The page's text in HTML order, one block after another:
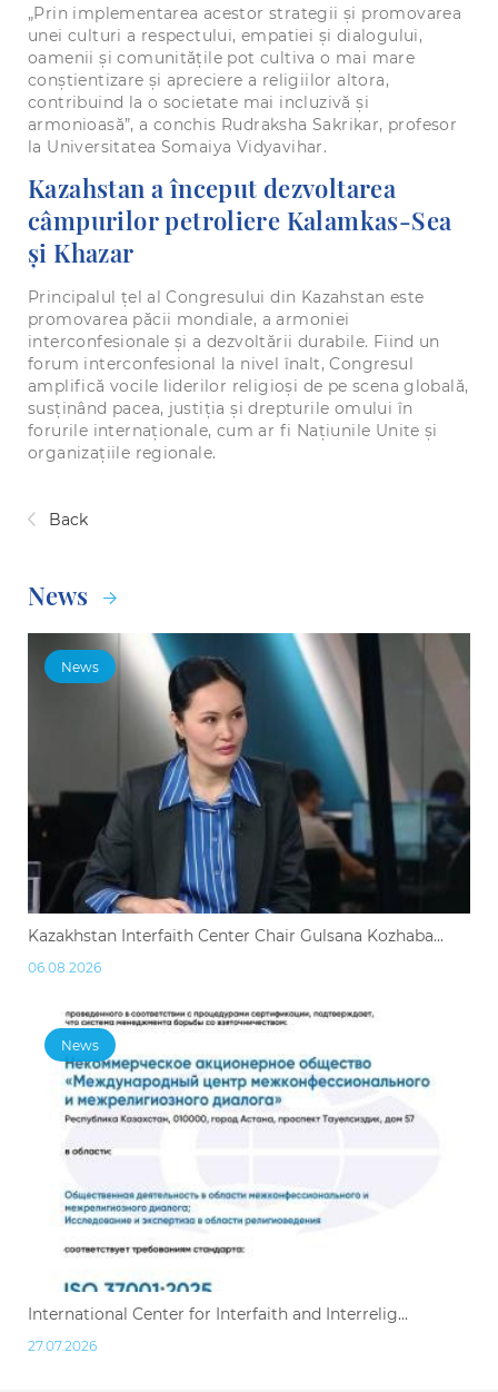
„Prin implementarea acestor strategii și promovarea
unei culturi a respectului, empatiei și dialogului,
oamenii și comunitățile pot cultiva o mai mare
conștientizare și apreciere a religiilor altora,
contribuind la o societate mai incluzivă și
armonioasă”, a conchis Rudraksha Sakrikar, profesor
la Universitatea Somaiya Vidyavihar.
Kazahstan a început dezvoltarea
câmpurilor petroliere Kalamkas-Sea
și Khazar
Principalul țel al Congresului din Kazahstan este
promovarea păcii mondiale, a armoniei
interconfesionale și a dezvoltării durabile. Fiind un
forum interconfesional la nivel înalt, Congresul
amplifică vocile liderilor religioși de pe scena globală,
susținând pacea, justiția și drepturile omului în
forurile internaționale, cum ar fi Națiunile Unite și
organizațiile regionale.
Back
News
News
Kazakhstan Interfaith Center Chair Gulsana Kozhaba...
06.08.2026
News
International Center for Interfaith and Interrelig...
27.07.2026